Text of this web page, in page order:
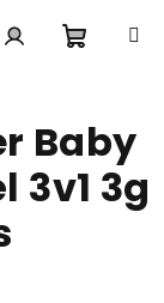
košík
Baby
3v1 3g